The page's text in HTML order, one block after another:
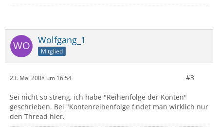
Wolfgang_1
Mitglied
23. Mai 2008 um 16:54 #3
Sei nicht so streng, ich habe "Reihenfolge der Konten"
geschrieben. Bei "Kontenreihenfolge findet man wirklich nur
den Thread hier.